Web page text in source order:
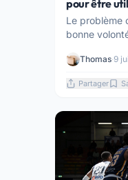
pour être
Le problème
bonne
Thomas·9
Partager